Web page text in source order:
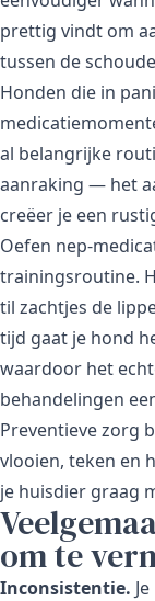
prettig vindt om
tussen de
Honden die in
al belangrijke
aanraking — het
creëer je een
Oefen nep-
trainingsroutine.
til zachtjes de
tijd gaat je hond
waardoor het
behandelingen
Preventieve zorg
vlooien, teken en
je huisdier graag
om te
Inconsistentie.